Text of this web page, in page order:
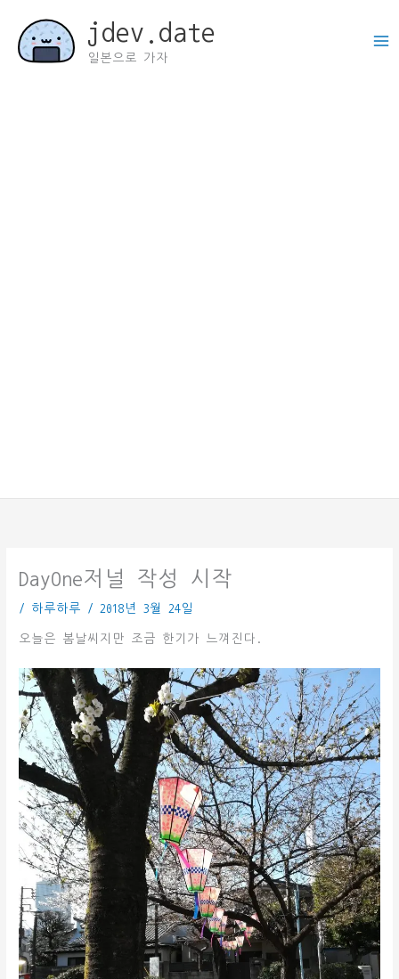
jdev.date
일본으로 가자
DayOne저널 작성 시작
/ 하루하루 / 2018년 3월 24일
오늘은 봄날씨지만 조금 한기가 느껴진다.